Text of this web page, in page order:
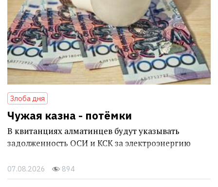
Злоба дня
Чужая казна - потёмки
В квитанциях алматинцев будут указывать
задолженность ОСИ и КСК за электроэнергию
07.08.2026 894